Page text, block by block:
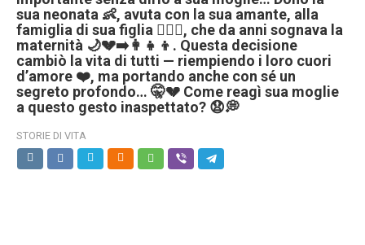
sua neonata 👶, avuta con la sua amante, alla
famiglia di sua figlia 👩‍❤️‍👨, che da anni sognava la
maternità 🌙💔➡️👩‍👧‍👦. Questa decisione
cambiò la vita di tutti — riempiendo i loro cuori
d’amore ❤️, ma portando anche con sé un
segreto profondo… 🤫💔 Come reagì sua moglie
a questo gesto inaspettato? 😧💭
STORIE DI VITA